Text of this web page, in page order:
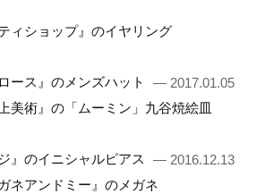
ィショップ』のイヤリング
ース』のメンズハット
— 2017.01.05
美術』の「ムーミン」九谷焼絵皿
』のイニシャルピアス
— 2016.12.13
ネアンドミー』のメガネ